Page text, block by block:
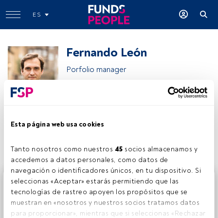
Esta página web usa cookies
Tanto nosotros como nuestros 45 socios almacenamos y
accedemos a datos personales, como datos de
navegación o identificadores únicos, en tu dispositivo. Si
seleccionas «Aceptar» estarás permitiendo que las
tecnologías de rastreo apoyen los propósitos que se
muestran en «nosotros y nuestros socios tratamos datos
para proporcionar», mientras que si seleccionas «Rechazar
ES
Fernando León
Porfolio manager
Compartir:
Este es un artículo exclusivo para los usuarios registrados
de FundsPeople. Si ya estás registrado, accede desde el
botón Login. Si aún no tienes cuenta, te invitamos a
registrarte y disfrutar de todo el universo que ofrece